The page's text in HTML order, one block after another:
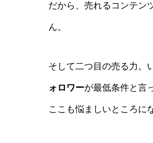
だから、売れるコンテン
ん。
そして二つ目の売る力。
ォロワーが最低条件と言
ここも悩ましいところに